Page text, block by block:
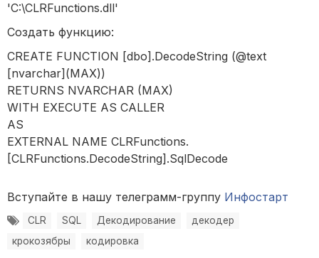
'C:\CLRFunctions.dll'
Создать функцию:
CREATE FUNCTION [dbo].DecodeString (@text
[nvarchar](MAX))
RETURNS NVARCHAR (MAX)
WITH EXECUTE AS CALLER
AS
EXTERNAL NAME CLRFunctions.
[CLRFunctions.DecodeString].SqlDecode
Вступайте в нашу телеграмм-группу Инфостарт
CLR SQL Декодирование
декодер
крокозябры
кодировка